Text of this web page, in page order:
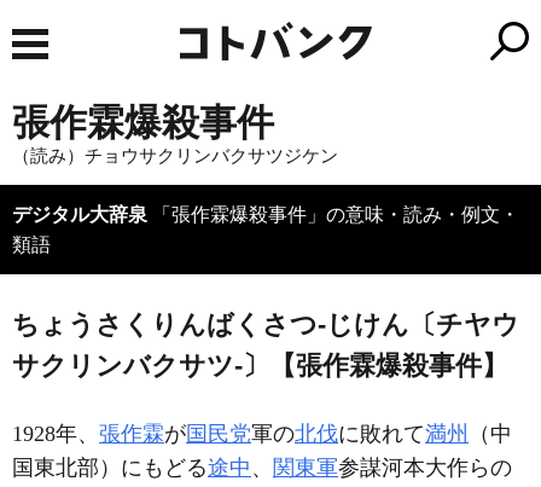
張作霖爆殺事件
（読み）チョウサクリンバクサツジケン
デジタル大辞泉 「張作霖爆殺事件」の意味・読み・例文・
類語
ちょうさくりんばくさつ‐じけん〔チヤウ
サクリンバクサツ‐〕【張作霖爆殺事件】
1928年、 張作霖が国民党軍の北伐に敗れて満州
（中
国東北部）にもどる途中 、 関東軍参謀河本大作らの